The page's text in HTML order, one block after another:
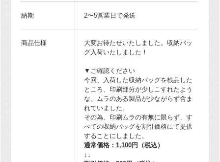
納期 2〜5営業日で発送
商品仕様
大変お待たせいたしました。収納バッ
グ入荷いたしました！
▼ご確認ください
今回、入荷した収納バッグを検品した
ところ、印刷部分が少しこすれたよう
な、ムラのある製品が少ながらず含ま
れていました。
その為、印刷ムラの有無に限らず、す
べての収納バッグを割引価格にて提供
することにしました。
通常価格：1,100円（税込）
↓↓